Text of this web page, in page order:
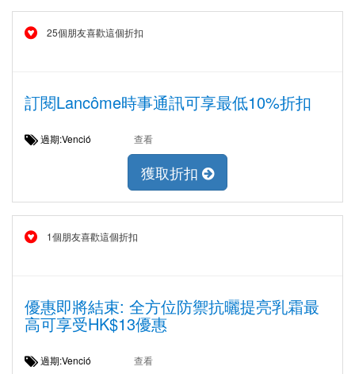
25個朋友喜歡這個折扣
訂閱Lancôme時事通訊可享最低10%折扣
過期:Venció 查看
獲取折扣
1個朋友喜歡這個折扣
優惠即將結束: 全方位防禦抗曬提亮乳霜最
高可享受HK$13優惠
過期:Venció 查看